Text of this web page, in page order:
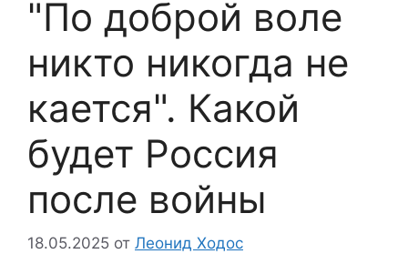
"По доброй воле
никто никогда не
кается". Какой
будет Россия
после войны
18.05.2025 от Леонид Ходос